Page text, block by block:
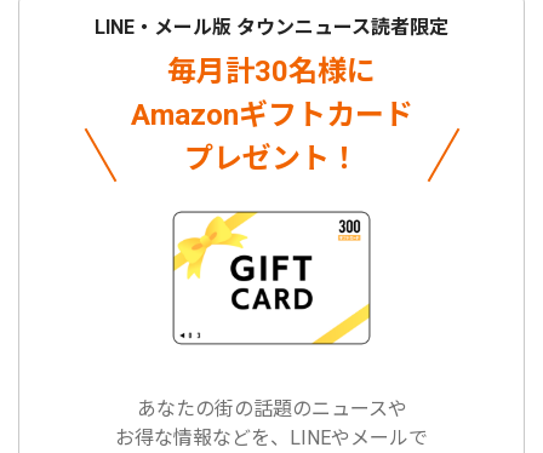
LINE・メール版 タウンニュース読者限定
毎月計30名様に
Amazonギフトカード
プレゼント！
あなたの街の話題のニュースや
お得な情報などを、LINEやメールで